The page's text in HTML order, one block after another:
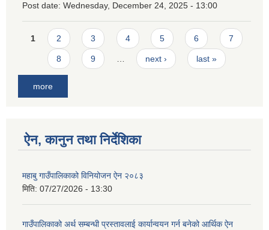
Post date: Wednesday, December 24, 2025 - 13:00
Pages
1 2 3 4 5 6 7
8 9 next › last »
more
ऐन, कानुन तथा निर्देशिका
महाबु गाउँपालिकाको विनियोजन ऐन २०८३
मिति: 07/27/2026 - 13:30
गाउँपालिकाको अर्थ सम्बन्धी प्रस्तावलाई कार्यान्वयन गर्न बनेको आर्थिक ऐन